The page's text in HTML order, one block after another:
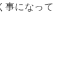
事になって